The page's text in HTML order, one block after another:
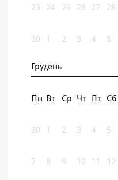
23 24 25 26 27 28
30 1 2 3 4 5
Грудень
Пн Вт Ср Чт Пт Сб
30 1 2 3 4 5
7 8 9 10 11 12